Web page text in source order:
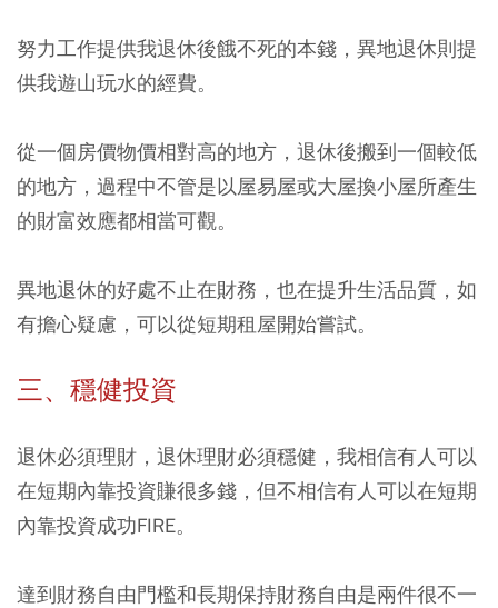
努力工作提供我退休後餓不死的本錢，異地退休則提
供我遊山玩水的經費。
從一個房價物價相對高的地方，退休後搬到一個較低
的地方，過程中不管是以屋易屋或大屋換小屋所產生
的財富效應都相當可觀。
異地退休的好處不止在財務，也在提升生活品質，如
有擔心疑慮，可以從短期租屋開始嘗試。
三、穩健投資
退休必須理財，退休理財必須穩健，我相信有人可以
在短期內靠投資賺很多錢，但不相信有人可以在短期
內靠投資成功FIRE。
達到財務自由門檻和長期保持財務自由是兩件很不一